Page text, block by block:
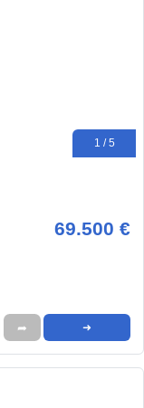
1 / 5
69.500 €
➦ ➜